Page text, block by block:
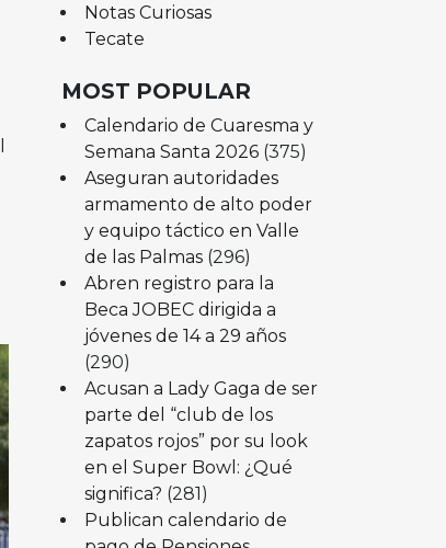
Notas Curiosas
Tecate
MOST POPULAR
Calendario de Cuaresma y
Semana Santa 2026 (375)
Aseguran autoridades
armamento de alto poder
y equipo táctico en Valle
de las Palmas (296)
Abren registro para la
Beca JOBEC dirigida a
jóvenes de 14 a 29 años
(290)
Acusan a Lady Gaga de ser
parte del “club de los
zapatos rojos” por su look
en el Super Bowl: ¿Qué
significa? (281)
Publican calendario de